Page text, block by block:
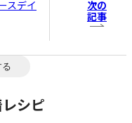
スデイ
次の
記事
シピ